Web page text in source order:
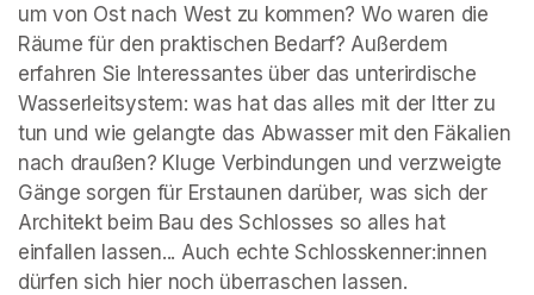
um von Ost nach West zu kommen? Wo waren die
Räume für den praktischen Bedarf? Außerdem
erfahren Sie Interessantes über das unterirdische
Wasserleitsystem: was hat das alles mit der Itter zu
tun und wie gelangte das Abwasser mit den Fäkalien
nach draußen? Kluge Verbindungen und verzweigte
Gänge sorgen für Erstaunen darüber, was sich der
Architekt beim Bau des Schlosses so alles hat
einfallen lassen... Auch echte Schlosskenner:innen
dürfen sich hier noch überraschen lassen.